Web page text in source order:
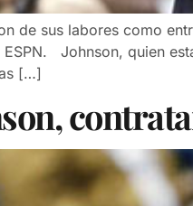
de sus labores como
Johnson, quien
[…]